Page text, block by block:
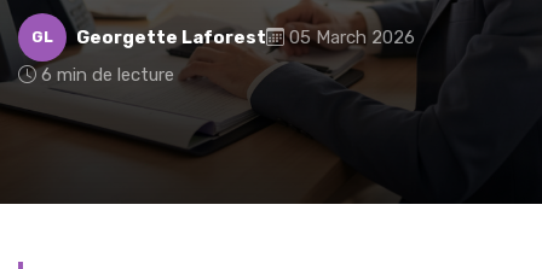
GL Georgette Laforest
05 March 2026
6 min de lecture